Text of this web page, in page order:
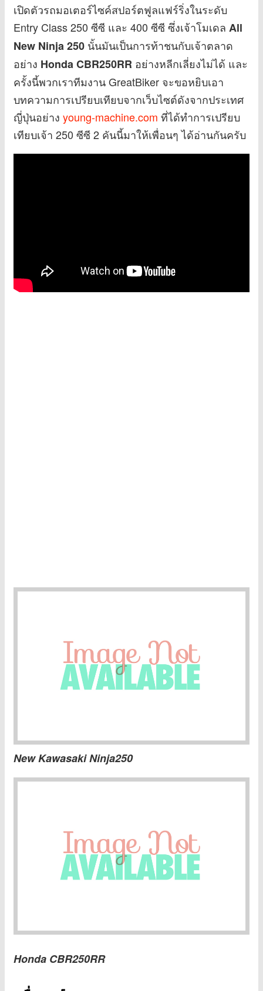
เปิดตัวรถมอเตอร์ไซค์สปอร์ตฟูลแฟร์ริ่งในระดับ
Entry Class 250 ซีซี และ 400 ซีซี ซึ่งเจ้าโมเดล All
New Ninja 250 นั้นมันเป็นการท้าชนกับเจ้าตลาด
อย่าง Honda CBR250RR อย่างหลีกเลี่ยงไม่ได้ และ
ครั้งนี้พวกเราทีมงาน GreatBiker จะขอหยิบเอา
บทความการเปรียบเทียบจากเว็บไซต์ดังจากประเทศ
ญี่ปุ่นอย่าง young-machine.com ที่ได้ทำการเปรียบ
เทียบเจ้า 250 ซีซี 2 คันนี้มาให้เพื่อนๆ ได้อ่านกันครับ
New Kawasaki Ninja250
Honda CBR250RR